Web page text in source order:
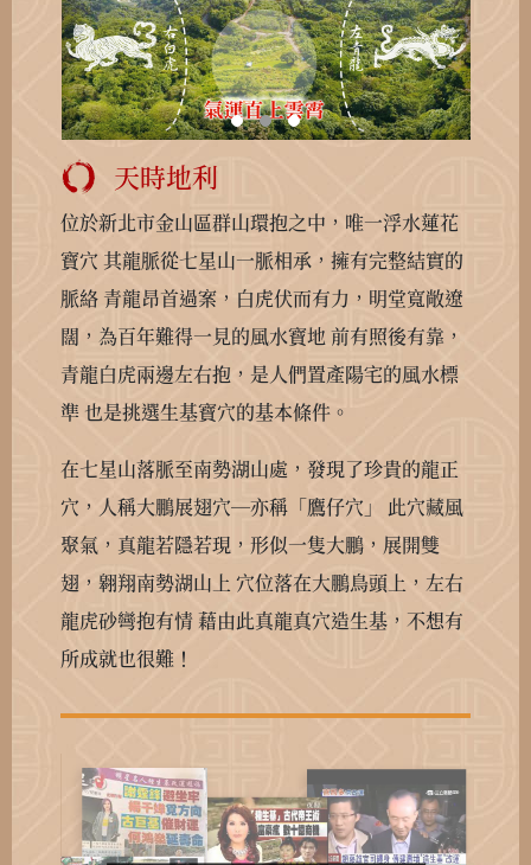
天時地利
位於新北市金山區群山環抱之中，唯一浮水蓮花
寶穴其龍脈從七星山一脈相承，擁有完整結實的
脈絡青龍昂首過案，白虎伏而有力，明堂寬敞遼
闊，為百年難得一見的風水寶地 前有照後有靠，
青龍白虎兩邊左右抱，是人們置產陽宅的風水標
準 也是挑選生基寶穴的基本條件。
在七星山落脈至南勢湖山處，發現了珍貴的龍正
穴，人稱大鵬展翅穴—亦稱「鷹仔穴」
此穴藏風
聚氣，真龍若隱若現，形似一隻大鵬，展開雙
翅，翱翔南勢湖山上 穴位落在大鵬鳥頭上，左右
龍虎砂彎抱有情藉由此真龍真穴造生基，不想有
所成就也很難！